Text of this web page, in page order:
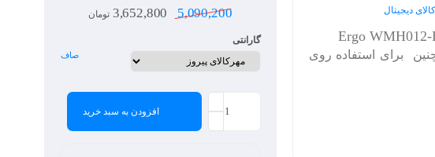
کالای دیجیتال
برای استفاده روی
5,090,200
3,652,800 تومان
گارانتی
صاف
افزودن به سبد خرید